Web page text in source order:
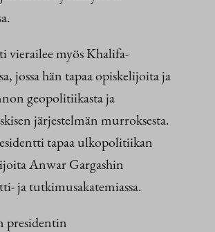
vierailee myös Khalifa-
jossa hän tapaa opiskelijoita ja
geopolitiikasta ja
järjestelmän murroksesta.
tapaa ulkopolitiikan
Anwar Gargashin
ja tutkimusakatemiassa.
presidentin